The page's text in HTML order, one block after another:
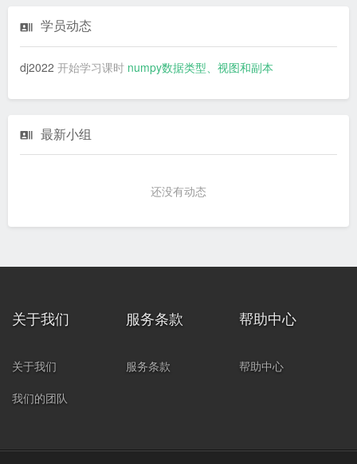
学员动态
dj2022 开始学习课时 numpy数据类型、视图和副本
最新小组
还没有动态
关于我们
关于我们
我们的团队
服务条款
服务条款
帮助中心
帮助中心